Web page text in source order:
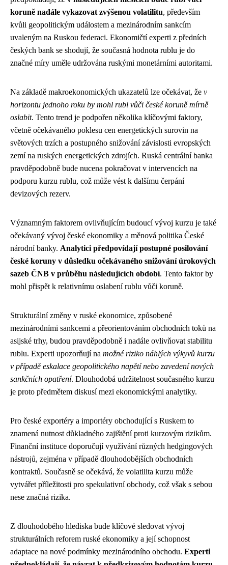
koruně nadále vykazovat zvýšenou volatilitu, především
kvůli geopolitickým událostem a mezinárodním sankcím
uvaleným na Ruskou federaci. Ekonomičtí experti z předních
českých bank se shodují, že současná hodnota rublu je do
značné míry uměle udržována ruskými monetárními autoritami.
Na základě makroekonomických ukazatelů lze očekávat, že v
horizontu jednoho roku by mohl rubl vůči české koruně mírně
oslabit. Tento trend je podpořen několika klíčovými faktory,
včetně očekávaného poklesu cen energetických surovin na
světových trzích a postupného snižování závislosti evropských
zemí na ruských energetických zdrojích. Ruská centrální banka
pravděpodobně bude nucena pokračovat v intervencích na
podporu kurzu rublu, což může vést k dalšímu čerpání
devizových rezerv.
Významným faktorem ovlivňujícím budoucí vývoj kurzu je také
očekávaný vývoj české ekonomiky a měnová politika České
národní banky. Analytici předpovídají postupné posilování
české koruny v důsledku očekávaného snižování úrokových
sazeb ČNB v průběhu následujících období. Tento faktor by
mohl přispět k relativnímu oslabení rublu vůči koruně.
Strukturální změny v ruské ekonomice, způsobené
mezinárodními sankcemi a přeorientováním obchodních toků na
asijské trhy, budou pravděpodobně i nadále ovlivňovat stabilitu
rublu. Experti upozorňují na možné riziko náhlých výkyvů kurzu
v případě eskalace geopolitického napětí nebo zavedení nových
sankčních opatření. Dlouhodobá udržitelnost současného kurzu
je proto předmětem diskusí mezi ekonomickými analytiky.
Pro české exportéry a importéry obchodující s Ruskem to
znamená nutnost důkladného zajištění proti kurzovým rizikům.
Finanční instituce doporučují využívání různých hedgingových
nástrojů, zejména v případě dlouhodobějších obchodních
kontraktů. Současně se očekává, že volatilita kurzu může
vytvářet příležitosti pro spekulativní obchody, což však s sebou
nese značná rizika.
Z dlouhodobého hlediska bude klíčové sledovat vývoj
strukturálních reforem ruské ekonomiky a její schopnost
adaptace na nové podmínky mezinárodního obchodu. Experti